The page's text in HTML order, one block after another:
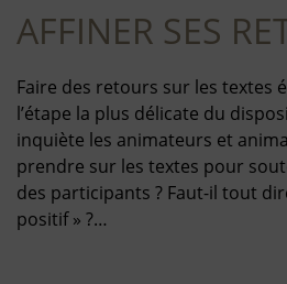
AFFINER SES
Faire des retours sur les textes
l’étape la plus délicate du
inquiète les animateurs et
prendre sur les textes pour
des participants ? Faut-il tout
positif » ?…